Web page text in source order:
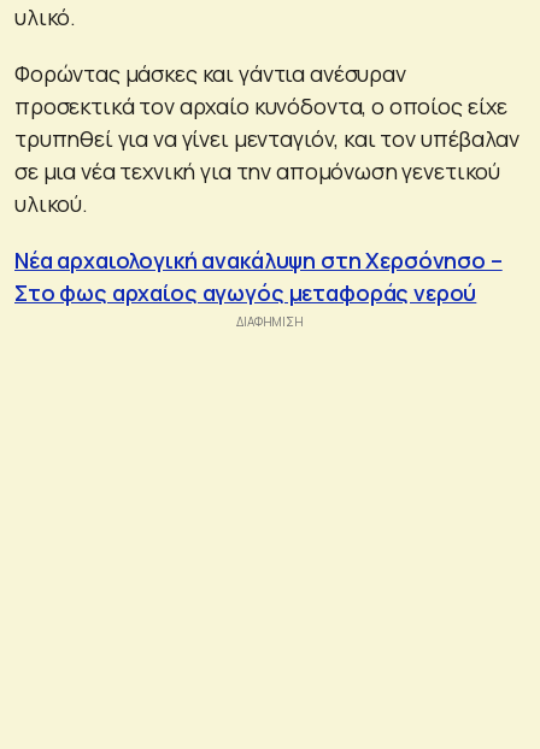
υλικό.
Φορώντας μάσκες και γάντια ανέσυραν
προσεκτικά τον αρχαίο κυνόδοντα, ο οποίος είχε
τρυπηθεί για να γίνει μενταγιόν, και τον υπέβαλαν
σε μια νέα τεχνική για την απομόνωση γενετικού
υλικού.
Νέα αρχαιολογική ανακάλυψη στη Χερσόνησο –
Στο φως αρχαίος αγωγός μεταφοράς νερού